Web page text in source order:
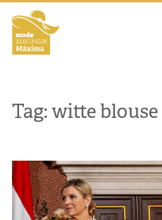
Tag: witte blouse